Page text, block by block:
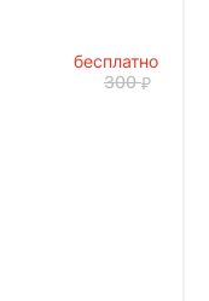
бесплатно
300